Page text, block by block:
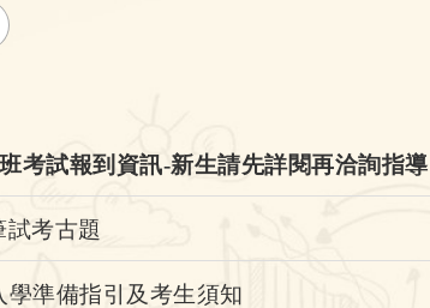
考試報到資訊-新生請先詳閱再洽詢指導
試考古題
準備指引及考生須知